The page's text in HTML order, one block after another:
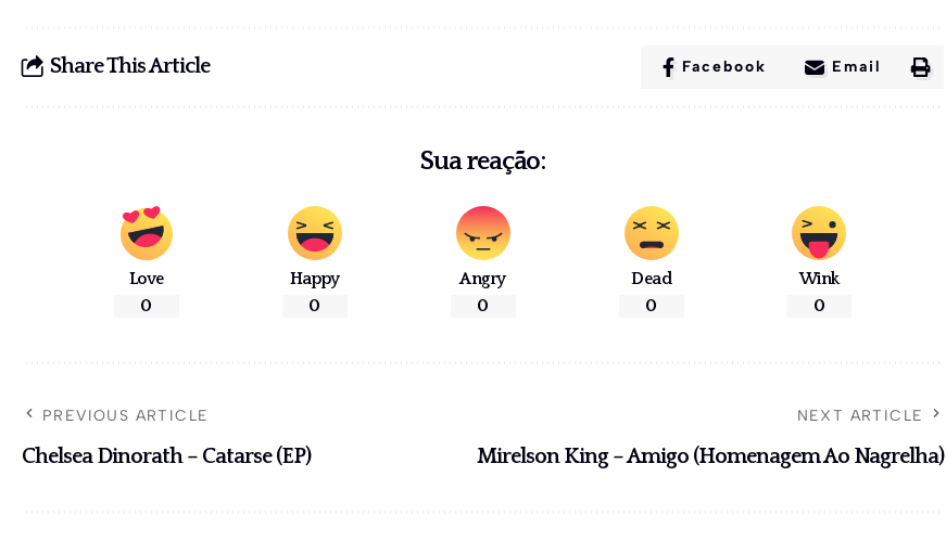
Share This Article Facebook Email
Sua reação:
Love
0
Happy
0
Angry
0
Dead
0
Wink
0
PREVIOUS ARTICLE
Chelsea Dinorath – Catarse (EP)
NEXT ARTICLE
Mirelson King – Amigo (Homenagem Ao Nagrelha)